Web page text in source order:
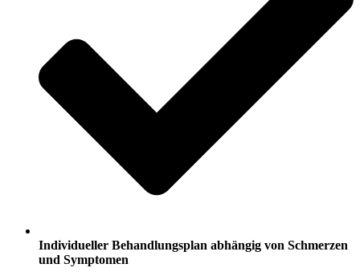
Individueller Behandlungsplan abhängig von Schmerzen
und Symptomen